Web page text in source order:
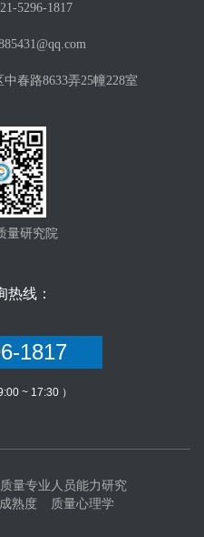
5296-1817
春路8633弄25幢228室
量研究院
热线：
1817
~ 17:30 ）
质量专业人员能力研究
熟度
质量心理学